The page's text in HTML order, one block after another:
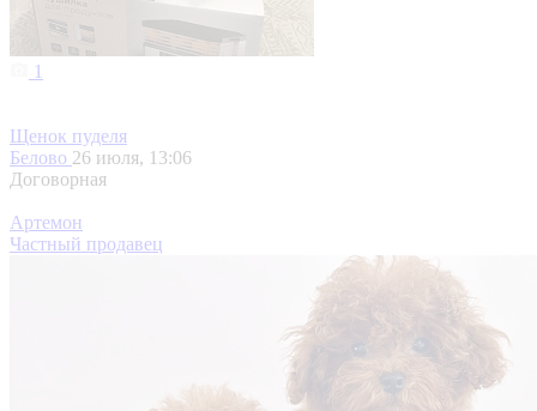
1
Щенок пуделя
Белово 26 июля, 13:06
Договорная
Артемон
Частный продавец